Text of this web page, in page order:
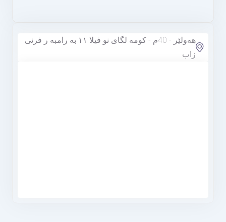
هەولێر - 40م - كومه لگای نو فیلا ۱۱ به رامبه ر فرنی
زاب